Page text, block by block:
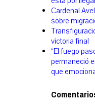
Cardenal
sobre
victoria final
“El fuego
permaneció
que